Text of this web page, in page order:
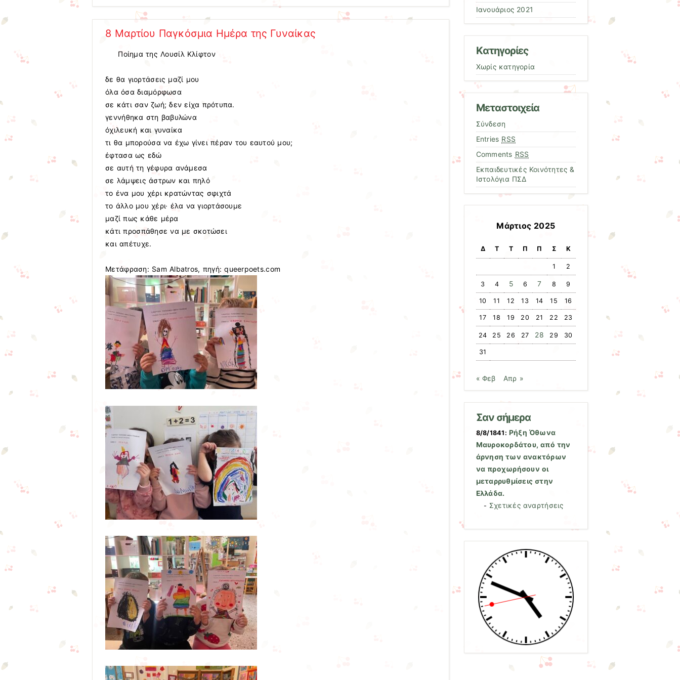
8 Μαρτίου Παγκόσμια Ημέρα της Γυναίκας
Ποίημα της Λουσίλ Κλίφτον
δε θα γιορτάσεις μαζί μου
όλα όσα διαμόρφωσα
σε κάτι σαν ζωή; δεν είχα πρότυπα.
γεννήθηκα στη βαβυλώνα
όχιλευκή και γυναίκα
τι θα μπορούσα να έχω γίνει πέραν του εαυτού μου;
έφτασα ως εδώ
σε αυτή τη γέφυρα ανάμεσα
σε λάμψεις άστρων και πηλό
το ένα μου χέρι κρατώντας σφιχτά
το άλλο μου χέρι· έλα να γιορτάσουμε
μαζί πως κάθε μέρα
κάτι προσπάθησε να με σκοτώσει
και απέτυχε.
Μετάφραση: Sam Albatros, πηγή: queerpoets.com
Ιανουάριος 2021
Kατηγορίες
Χωρίς κατηγορία
Μεταστοιχεία
Σύνδεση
Entries RSS
Comments RSS
Εκπαιδευτικές Κοινότητες &
Ιστολόγια ΠΣΔ
Μάρτιος 2025
Δ Τ Τ Π Π Σ Κ
1 2
3 4 5 6 7 8 9
10 11 12 13 14 15 16
17 18 19 20 21 22 23
24 25 26 27 28 29 30
31
« Φεβ Απρ »
Σαν σήμερα
8/8/1841: Ρήξη Όθωνα 
Μαυροκορδάτου, από την
άρνηση των ανακτόρων
να προχωρήσουν οι
μεταρρυθμίσεις στην
Ελλάδα.
- Σχετικές αναρτήσεις